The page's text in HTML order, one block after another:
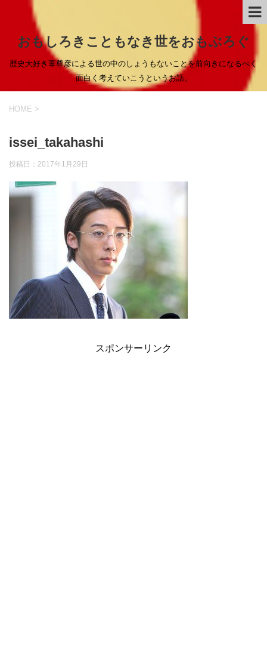
おもしろきこともなき世をおもぶろぐ
歴史大好き葦尊彦による世の中のしょうもないことを前向きになるべく
面白く考えていこうというお話。
HOME >
issei_takahashi
投稿日： 2017年1月29日
スポンサーリンク